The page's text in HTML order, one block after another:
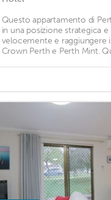
Questo appartamento di
in una posizione strategica
velocemente e raggiungere
Crown Perth e Perth Mint.